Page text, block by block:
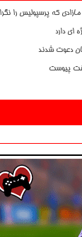
که پرسپولیس را
ای دارد
پیوست